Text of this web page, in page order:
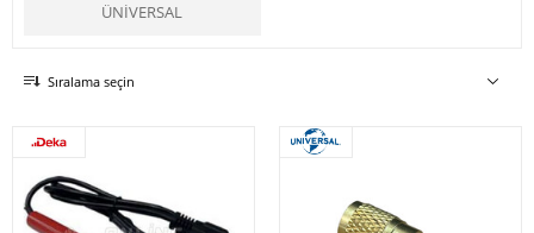
ÜNİVERSAL
Sıralama seçin